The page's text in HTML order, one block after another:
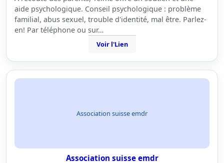
aide psychologique. Conseil psychologique : problème
familial, abus sexuel, trouble d'identité, mal être. Parlez-
en! Par téléphone ou sur…
Voir l'Lien
Association suisse emdr
Association suisse emdr